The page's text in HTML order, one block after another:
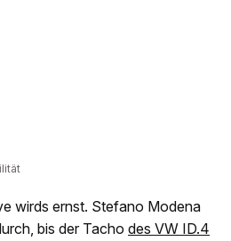
wirds ernst. Stefano Modena
bis der Tacho des VW ID.4